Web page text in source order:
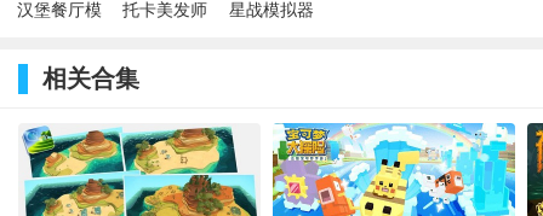
汉堡餐厅模
托卡美发师
星战模拟器
相关合集